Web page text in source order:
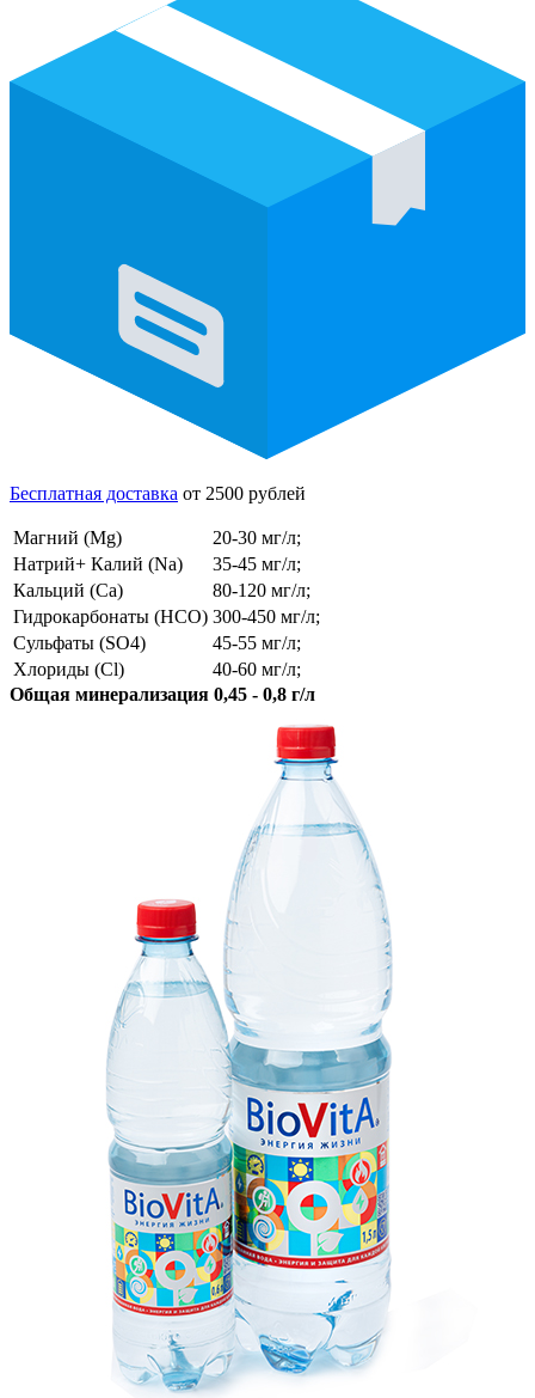
Бесплатная доставка от 2500 рублей
Магний (Mg)
20-30 мг/л;
Натрий+ Калий (Na)
35-45 мг/л;
Кальций (Ca)
80-120 мг/л;
Гидрокарбонаты (HCO) 300-450 мг/л;
Сульфаты (SO4)
45-55 мг/л;
Хлориды (Cl)
40-60 мг/л;
Общая минерализация 0,45 - 0,8 г/л